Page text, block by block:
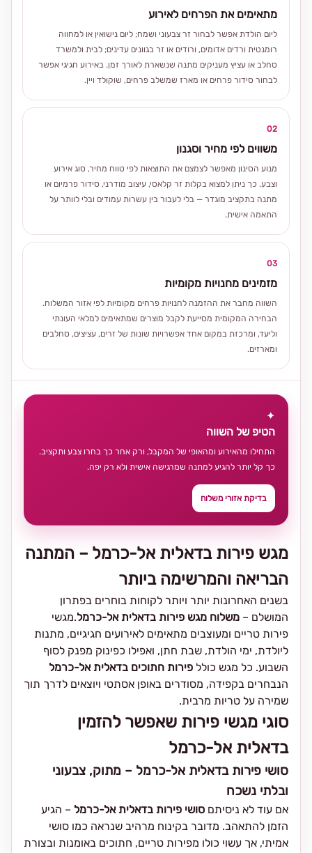
מתאימים את הפרחים לאירוע
ליום הולדת אפשר לבחור זר צבעוני ושמח; ליום נישואין או למחווה
רומנטית ורדים אדומים, ורודים או זר בגוונים עדינים; לבית ולמשרד
סחלב או עציץ מעניקים מתנה שנשארת לאורך זמן. באירוע חגיגי אפשר
לבחור סידור פרחים או מארז שמשלב פרחים, שוקולד ויין.
02
משווים לפי מחיר וסגנון
מנוע הסינון מאפשר לצמצם את התוצאות לפי טווח מחיר, סוג אירוע
וצבע. כך ניתן למצוא בקלות זר קלאסי, עיצוב מודרני, סידור פרמיום או
מתנה בתקציב מוגדר — בלי לעבור בין עשרות עמודים ובלי לוותר על
התאמה אישית.
03
מזמינים מחנויות מקומיות
השווה מחבר את ההזמנה לחנויות פרחים מקומיות לפי אזור המשלוח.
הבחירה המקומית מסייעת לקבל מוצרים שמתאימים למלאי העונתי
וליעד, ומרכזת במקום אחד אפשרויות שונות של זרים, עציצים, סחלבים
ומארזים.
מגש פירות בדאלית אל-כרמל – המתנה
הבריאה והמרשימה ביותר
בשנים האחרונות יותר ויותר לקוחות בוחרים בפתרון
המושלם – משלוח מגש פירות בדאלית אל-כרמל.מגשי
פירות טריים ומעוצבים מתאימים לאירועים חגיגיים, מתנות
ליולדת, ימי הולדת, שבת חתן, ואפילו כפינוק מפנק לסוף
השבוע. כל מגש כולל פירות חתוכים בדאלית אל-כרמל
הנבחרים בקפידה, מסודרים באופן אסתטי ויוצאים לדרך תוך
שמירה על טריות מרבית.
סוגי מגשי פירות שאפשר להזמין
בדאלית אל-כרמל
סושי פירות בדאלית אל-כרמל – מתוק, צבעוני
ובלתי נשכח
אם עוד לא ניסיתם סושי פירות בדאלית אל-כרמל – הגיע
הזמן להתאהב. מדובר בקינוח מרהיב שנראה כמו סושי
אמיתי, אך עשוי כולו מפירות טריים, חתוכים באומנות ובצורת
✦
הטיפ של השווה
התחילו מהאירוע ומהאופי של המקבל, ורק אחר כך בחרו צבע ותקציב.
כך קל יותר להגיע למתנה שמרגישה אישית ולא רק יפה.
בדיקת אזורי משלוח